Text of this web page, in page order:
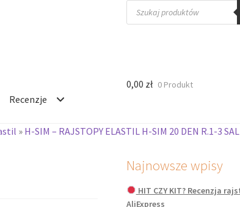
Wyszukiwarka
produktów
Recenzje
0,00 zł 0 Produkt
» H-SIM – RAJSTOPY ELASTIL H-SIM 20 DEN R.1-3
Najnowsze wpisy
HIT CZY KIT? Recenzja
AliExpress